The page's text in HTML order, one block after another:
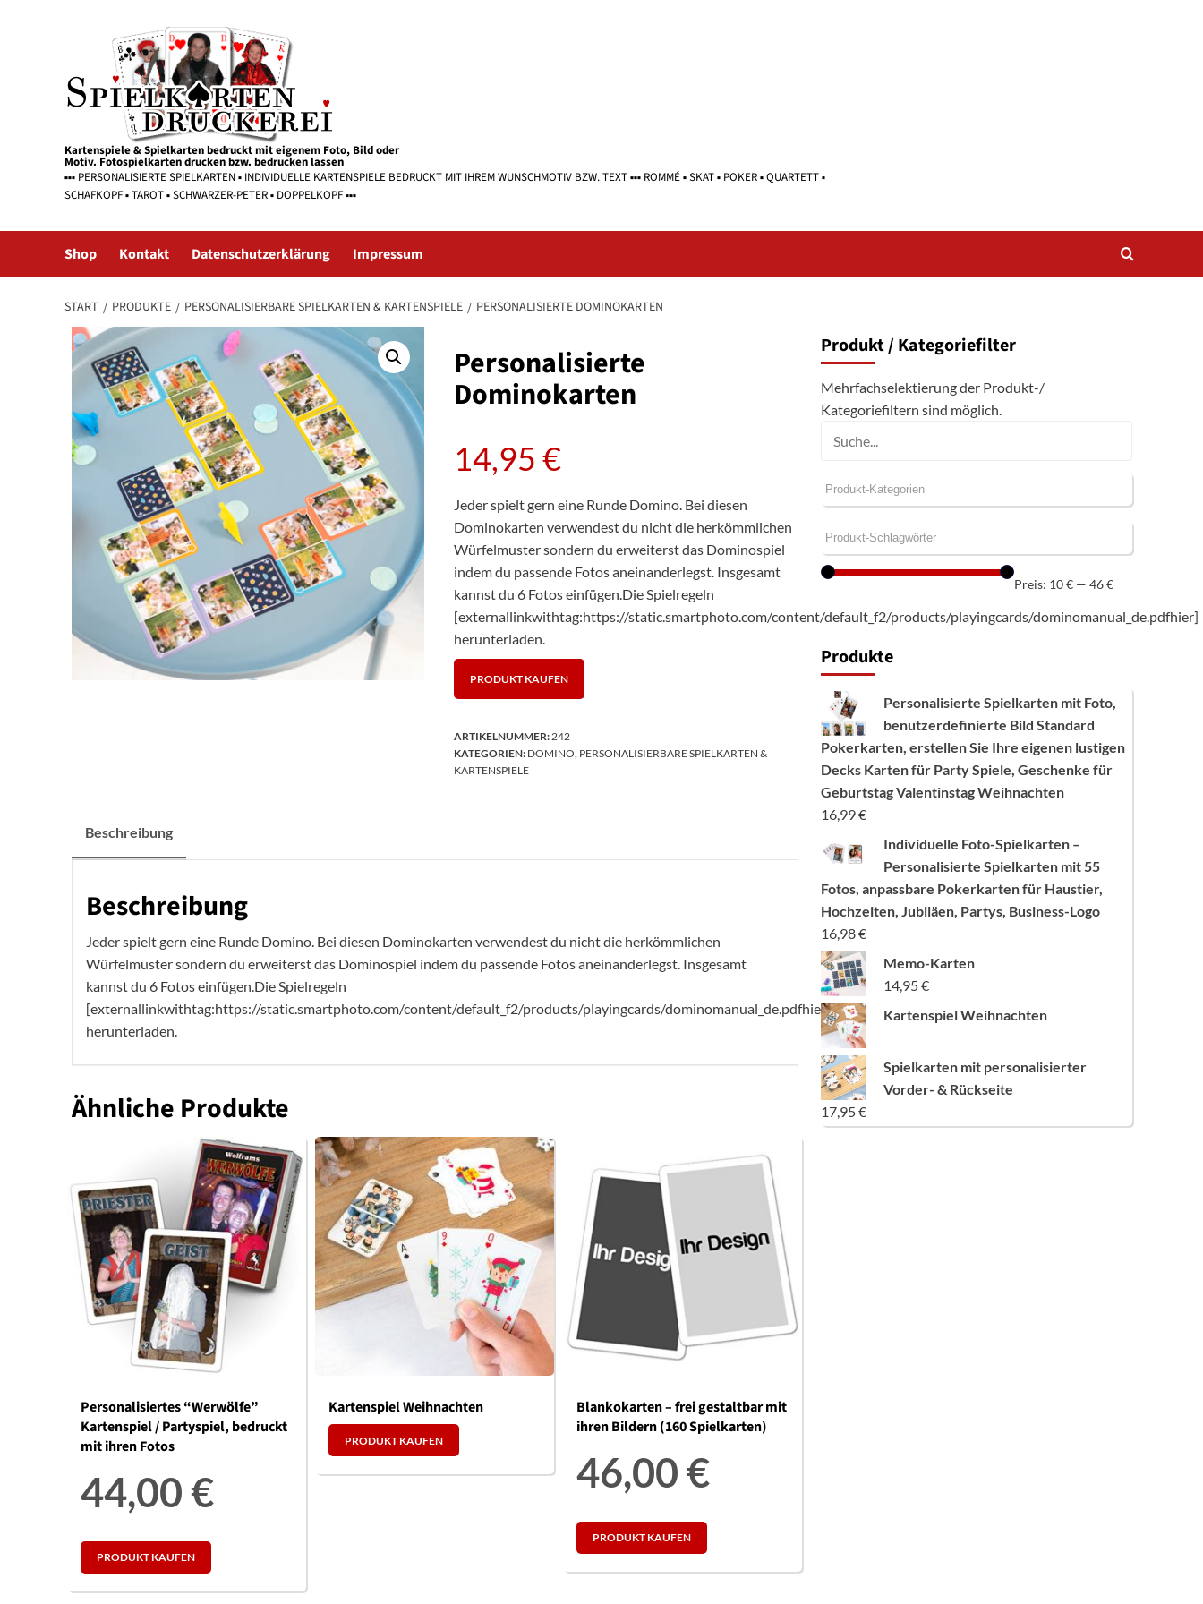
Kartenspiele & Spielkarten bedruckt mit eigenem Foto, Bild oder
Motiv. Fotospielkarten drucken bzw. bedrucken lassen
▪▪▪ PERSONALISIERTE SPIELKARTEN ▪ INDIVIDUELLE KARTENSPIELE BEDRUCKT MIT IHREM WUNSCHMOTIV BZW. TEXT ▪▪▪ ROMMÉ ▪ SKAT ▪ POKER ▪ QUARTETT ▪
SCHAFKOPF ▪ TAROT ▪ SCHWARZER-PETER ▪ DOPPELKOPF ▪▪▪
Shop Kontakt Datenschutzerklärung Impressum
START PRODUKTE PERSONALISIERBARE SPIELKARTEN & KARTENSPIELE PERSONALISIERTE DOMINOKARTEN
Personalisierte
Dominokarten
14,95 €
Jeder spielt gern eine Runde Domino. Bei diesen
Dominokarten verwendest du nicht die herkömmlichen
Würfelmuster sondern du erweiterst das Dominospiel
indem du passende Fotos aneinanderlegst. Insgesamt
kannst du 6 Fotos einfügen.Die Spielregeln
[externallinkwithtag:https://static.smartphoto.com/content/default_f2/products/playingcards/dominomanual_de.pdfhier]
herunterladen.
PRODUKT KAUFEN
ARTIKELNUMMER:242
KATEGORIEN: DOMINO, PERSONALISIERBARE SPIELKARTEN &
KARTENSPIELE
Beschreibung
Beschreibung
Jeder spielt gern eine Runde Domino. Bei diesen Dominokarten verwendest du nicht die herkömmlichen
Würfelmuster sondern du erweiterst das Dominospiel indem du passende Fotos aneinanderlegst. Insgesamt
kannst du 6 Fotos einfügen.Die Spielregeln
[externallinkwithtag:https://static.smartphoto.com/content/default_f2/products/playingcards/dominomanual_de.pdfhier]
herunterladen.
Ähnliche Produkte
Personalisiertes “Werwölfe”
Kartenspiel / Partyspiel, bedruckt
mit ihren Fotos
44,00€
PRODUKT KAUFEN
Kartenspiel Weihnachten
PRODUKT KAUFEN
Blankokarten – frei gestaltbar mit
ihren Bildern (160 Spielkarten)
46,00€
PRODUKT KAUFEN
Produkt / Kategoriefilter
Mehrfachselektierung der Produkt-/
Kategoriefiltern sind möglich.
Preis: 10 €— 46 €
Produkte
Personalisierte Spielkarten mit Foto,
benutzerdefinierte Bild Standard
Pokerkarten, erstellen Sie Ihre eigenen lustigen
Decks Karten für Party Spiele, Geschenke für
Geburtstag Valentinstag Weihnachten
16,99€
Individuelle Foto-Spielkarten –
Personalisierte Spielkarten mit 55
Fotos, anpassbare Pokerkarten für Haustier,
Hochzeiten, Jubiläen, Partys, Business-Logo
16,98€
Memo-Karten
14,95€
Kartenspiel Weihnachten
Spielkarten mit personalisierter
Vorder- & Rückseite
17,95€